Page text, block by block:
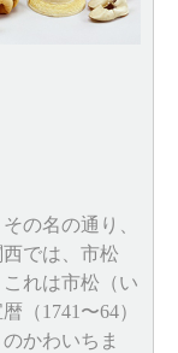
の名の通り、
では、市松
れは市松（い
（1741〜64）
かわいちま